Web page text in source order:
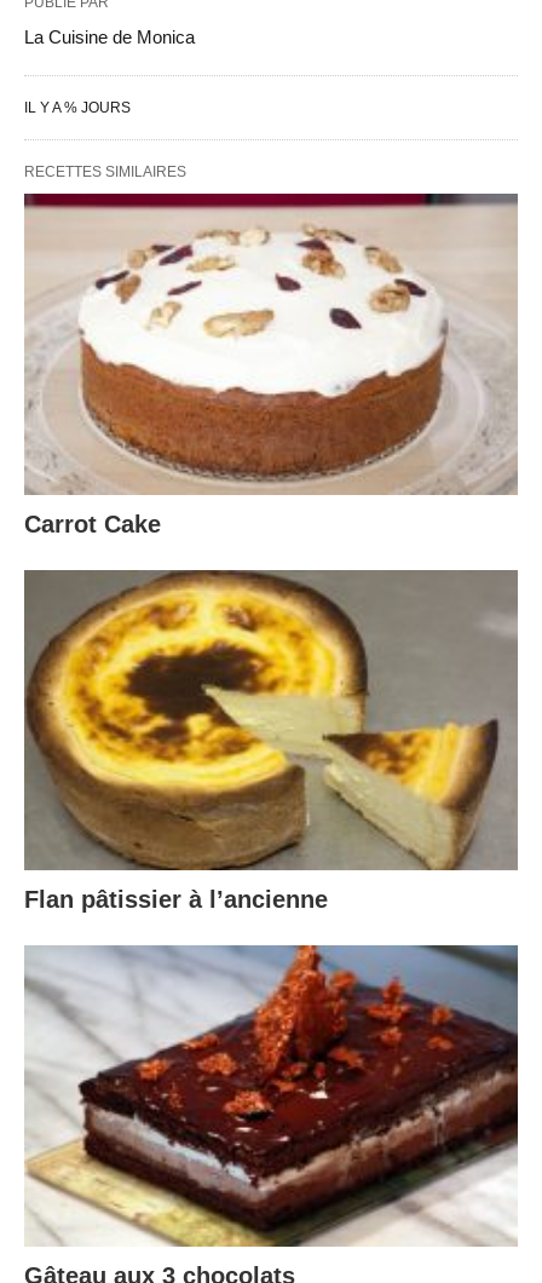
La Cuisine de Monica
IL Y A % JOURS
RECETTES SIMILAIRES
Carrot Cake
Flan pâtissier à l’ancienne
Gâteau aux 3 chocolats